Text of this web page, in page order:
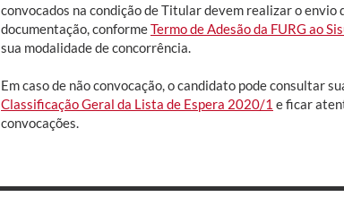
convocados na condição de Titular devem realizar o envio
documentação, conformeTermo de Adesão da FURG ao
sua modalidade de concorrência.
Em caso de não convocação, o candidato pode consultar
Classificação Geral da Lista de Espera 2020/1 e ficar
convocações.